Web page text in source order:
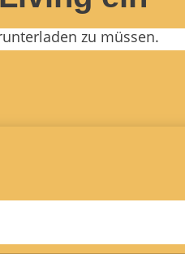
zu müssen.